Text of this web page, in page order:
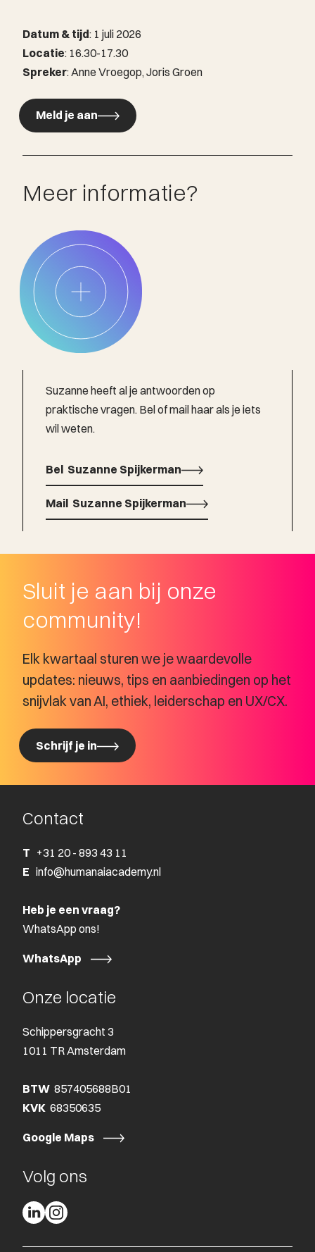
Datum & tijd: 1 juli 2026
Locatie: 16.30-17.30
Spreker: Anne Vroegop, Joris Groen
Meld je aan
Meer informatie?
Suzanne heeft al je antwoorden op
praktische vragen. Bel of mail haar als je iets
wil weten.
Bel Suzanne Spijkerman
Bel Suzanne Spijkerman
Mail Suzanne Spijkerman
Sluit je aan bij onze
community!
Elk kwartaal sturen we je waardevolle
updates: nieuws, tips en aanbiedingen op het
snijvlak van AI, ethiek, leiderschap en UX/CX.
Schrijf je in
Contact
T +31 20 - 893 43 11
E info@humanaiacademy.nl
Heb je een vraag?
WhatsApp ons!
WhatsApp
Onze locatie
Schippersgracht 3
1011 TR Amsterdam
BTW 857405688B01
KVK 68350635
Google Maps
Volg ons